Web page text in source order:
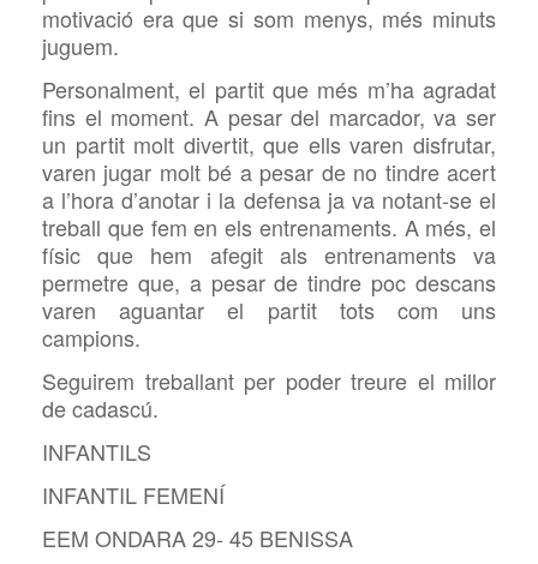
motivació era que si som menys, més minuts
juguem.
Personalment, el partit que més m’ha agradat
fins el moment. A pesar del marcador, va ser
un partit molt divertit, que ells varen disfrutar,
varen jugar molt bé a pesar de no tindre acert
a l’hora d’anotar i la defensa ja va notant-se el
treball que fem en els entrenaments. A més, el
físic que hem afegit als entrenaments va
permetre que, a pesar de tindre poc descans
varen aguantar el partit tots com uns
campions.
Seguirem treballant per poder treure el millor
de cadascú.
INFANTILS
INFANTIL FEMENÍ
EEM ONDARA 29- 45 BENISSA